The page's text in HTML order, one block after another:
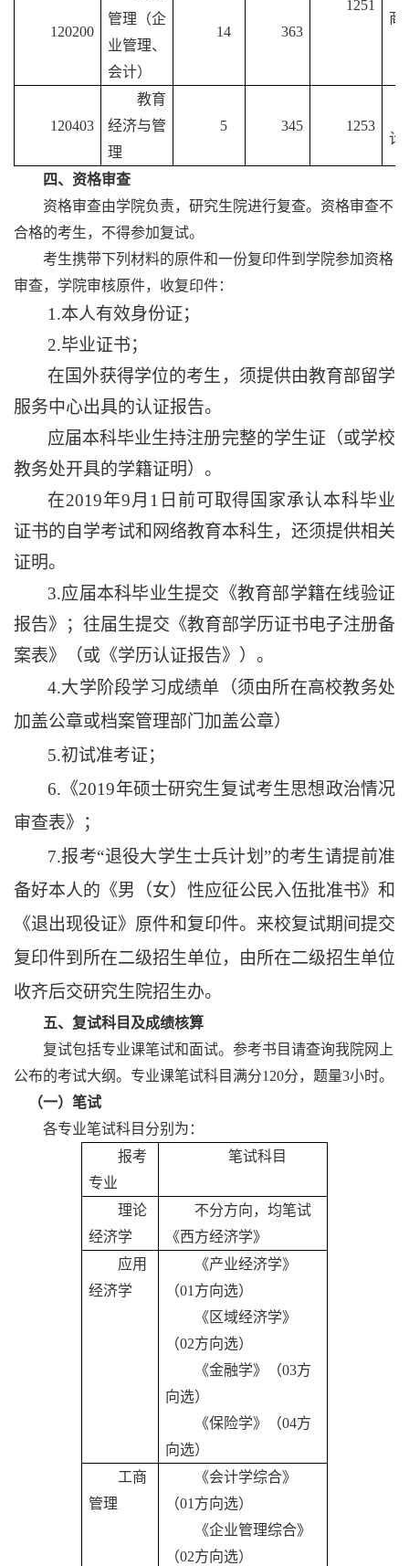
1251
商
120200
管理（企
业管理、
会计）
14 363
120403
教育
经济与管
理
5 345
1253
计
四、资格审查
资格审查由学院负责，研究生院进行复查。资格审查不
合格的考生，不得参加复试。
考生携带下列材料的原件和一份复印件到学院参加资格
审查，学院审核原件，收复印件：
1.本人有效身份证；
2.毕业证书；
在国外获得学位的考生，须提供由教育部留学
服务中心出具的认证报告。
应届本科毕业生持注册完整的学生证（或学校
教务处开具的学籍证明）。
在2019年9月1日前可取得国家承认本科毕业
证书的自学考试和网络教育本科生，还须提供相关
证明。
3.应届本科毕业生提交《教育部学籍在线验证
报告》；往届生提交《教育部学历证书电子注册备
案表》（或《学历认证报告》）。
4.大学阶段学习成绩单（须由所在高校教务处
加盖公章或档案管理部门加盖公章）
5.初试准考证；
6.《2019年硕士研究生复试考生思想政治情况
审查表》；
7.报考“退役大学生士兵计划”的考生请提前准
备好本人的《男（女）性应征公民入伍批准书》和
《退出现役证》原件和复印件。来校复试期间提交
复印件到所在二级招生单位，由所在二级招生单位
收齐后交研究生院招生办。
五、复试科目及成绩核算
复试包括专业课笔试和面试。参考书目请查询我院网上
公布的考试大纲。专业课笔试科目满分120分，题量3小时。
（一）笔试
各专业笔试科目分别为：
报考
专业
笔试科目
理论
经济学
不分方向，均笔试
《西方经济学》
应用
经济学
《产业经济学》
（01方向选）
《区域经济学》
（02方向选）
《金融学》（03方
向选）
《保险学》（04方
向选）
工商
管理
《会计学综合》
（01方向选）
《企业管理综合》
（02方向选）